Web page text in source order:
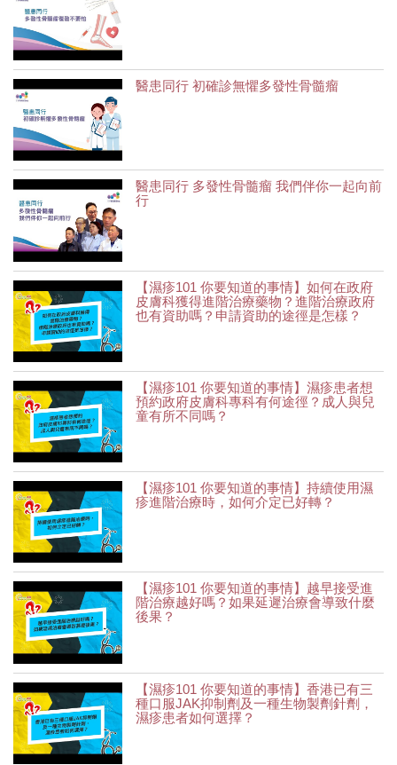
醫患同行 初確診無懼多發性骨髓瘤
醫患同行 多發性骨髓瘤 我們伴你一起向前
行
【濕疹101 你要知道的事情】如何在政府
皮膚科獲得進階治療藥物？進階治療政府
也有資助嗎？申請資助的途徑是怎樣？
【濕疹101 你要知道的事情】濕疹患者想
預約政府皮膚科專科有何途徑？成人與兒
童有所不同嗎？
【濕疹101 你要知道的事情】持續使用濕
疹進階治療時，如何介定已好轉？
【濕疹101 你要知道的事情】越早接受進
階治療越好嗎？如果延遲治療會導致什麼
後果？
【濕疹101 你要知道的事情】香港已有三
種口服JAK抑制劑及一種生物製劑針劑，
濕疹患者如何選擇？